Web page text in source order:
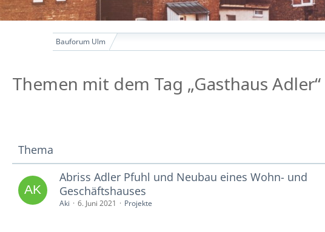
Bauforum Ulm
Themen mit dem Tag „Gasthaus Adler“
Thema
Abriss Adler Pfuhl und Neubau eines Wohn- und
Geschäftshauses
Aki 6. Juni 2021 Projekte